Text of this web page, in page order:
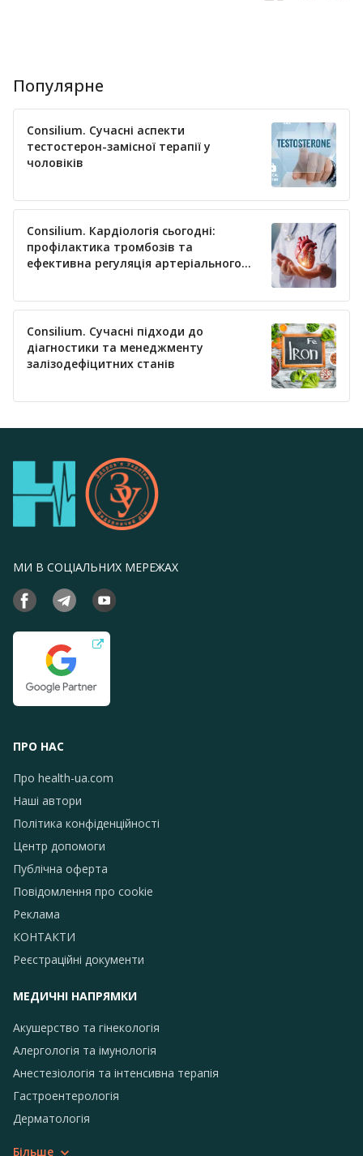
Популярне
Consilium. Сучасні аспекти
тестостерон-замісної терапії у
чоловіків
Consilium. Кардіологія сьогодні:
профілактика тромбозів та
ефективна регуляція артеріального
Consilium. Сучасні підходи до
діагностики та менеджменту
залізодефіцитних станів
МИ В СОЦІАЛЬНИХ МЕРЕЖАХ
ПРО НАС
Про health-ua.com
Наші автори
Політика конфіденційності
Центр допомоги
Публічна оферта
Повідомлення про сookie
Реклама
КОНТАКТИ
Реєстраційні документи
МЕДИЧНІ НАПРЯМКИ
Акушерство та гінекологія
Алергологія та імунологія
Анестезіологія та інтенсивна терапія
Гастроентерологія
Дерматологія
Більше